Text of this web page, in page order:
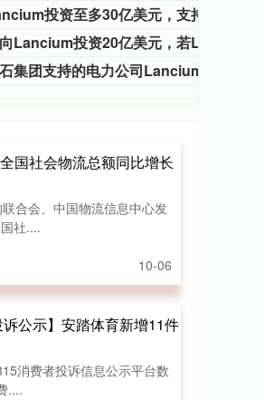
国社会物流总额同比增长
合会、中国物流信息中心发
社....
10-06
公示】安踏体育新增11件
消费者投诉信息公示平台数
....